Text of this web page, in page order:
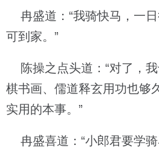
冉盛道：“我骑快马，一
可到家。”
陈操之点头道：“对了，
棋书画、儒道释玄用功也够
实用的本事。”
冉盛喜道：“小郎君要学骑